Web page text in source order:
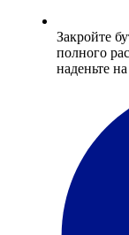
Закройте
полного
наденьте